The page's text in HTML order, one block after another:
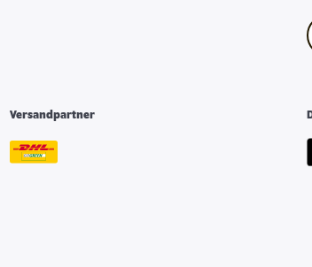
Versandpartner